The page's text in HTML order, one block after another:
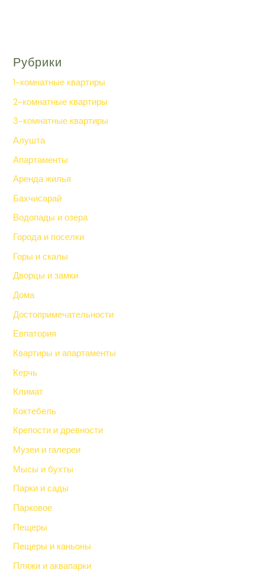
Рубрики
1-комнатные квартиры
2-комнатные квартиры
3-комнатные квартиры
Алушта
Апартаменты
Аренда жилья
Бахчисарай
Водопады и озера
Города и поселки
Горы и скалы
Дворцы и замки
Дома
Достопримечательности
Евпатория
Квартиры и апартаменты
Керчь
Климат
Коктебель
Крепости и древности
Музеи и галереи
Мысы и бухты
Парки и сады
Парковое
Пещеры
Пещеры и каньоны
Пляжи и аквапарки